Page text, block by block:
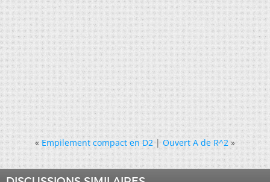
« Empilement compact en D2|Ouvert A de R^2 »